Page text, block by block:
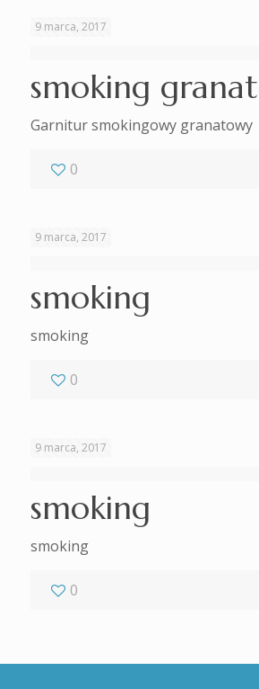
9 marca, 2017
smoking
Garnitur smokingowy granatowy
0
9 marca, 2017
smoking
smoking
0
9 marca, 2017
smoking
smoking
0